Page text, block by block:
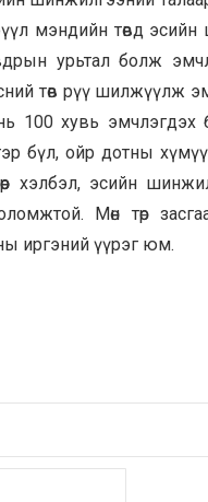
мэндийн төвд эсийн
урьтал болж
төв рүү шилжүүлж
100 хувь
бүл, ойр дотны
хэлбэл, эсийн
Мөн төр
иргэний үүрэг юм.